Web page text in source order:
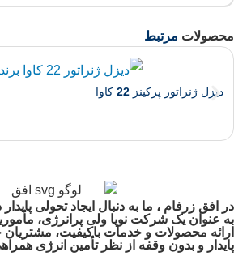
محصولات مرتبط
دیزل ژنراتور پرکینز 22 کاوا
در افق زرفام ، ما به دنبال ایجاد تحولی
به عنوان یک شرکت نوپا ولی پرانرژی،
ارائه محصولات و خدمات باکیفیت،
پایدار و بدون وقفه از نظر تأمین انرژی